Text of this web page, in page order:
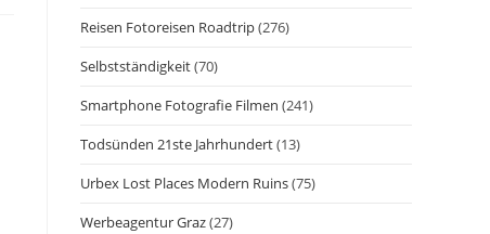
Reisen Fotoreisen Roadtrip(276)
Selbstständigkeit(70)
Smartphone Fotografie Filmen (241)
Todsünden 21ste Jahrhundert(13)
Urbex Lost Places Modern Ruins(75)
Werbeagentur Graz(27)